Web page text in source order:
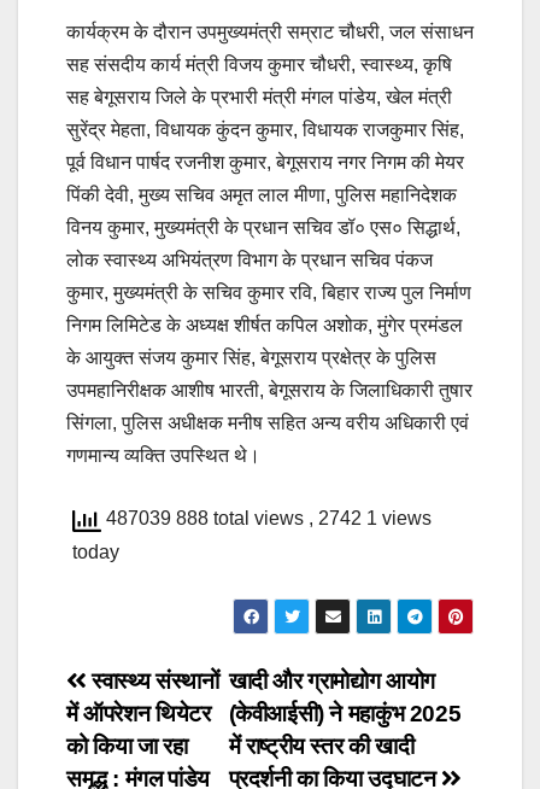
कार्यक्रम के दौरान उपमुख्यमंत्री सम्राट चौधरी, जल संसाधन
सह संसदीय कार्य मंत्री विजय कुमार चौधरी, स्वास्थ्य, कृषि
सह बेगूसराय जिले के प्रभारी मंत्री मंगल पांडेय, खेल मंत्री
सुरेंद्र मेहता, विधायक कुंदन कुमार, विधायक राजकुमार सिंह,
पूर्व विधान पार्षद रजनीश कुमार, बेगूसराय नगर निगम की मेयर
पिंकी देवी, मुख्य सचिव अमृत लाल मीणा, पुलिस महानिदेशक
विनय कुमार, मुख्यमंत्री के प्रधान सचिव डॉ० एस० सिद्धार्थ,
लोक स्वास्थ्य अभियंत्रण विभाग के प्रधान सचिव पंकज
कुमार, मुख्यमंत्री के सचिव कुमार रवि, बिहार राज्य पुल निर्माण
निगम लिमिटेड के अध्यक्ष शीर्षत कपिल अशोक, मुंगेर प्रमंडल
के आयुक्त संजय कुमार सिंह, बेगूसराय प्रक्षेत्र के पुलिस
उपमहानिरीक्षक आशीष भारती, बेगूसराय के जिलाधिकारी तुषार
सिंगला, पुलिस अधीक्षक मनीष सहित अन्य वरीय अधिकारी एवं
गणमान्य व्यक्ति उपस्थित थे।
487039 888 total views , 2742 1 views
today
Post
navigation
खादी और ग्रामोद्योग आयोग
(केवीआईसी) ने महाकुंभ 2025
में राष्ट्रीय स्तर की खादी
प्रदर्शनी का किया उद्घाटन
स्वास्थ्य संस्थानों
में ऑपरेशन थियेटर
को किया जा रहा
समृद्ध : मंगल पांडेय